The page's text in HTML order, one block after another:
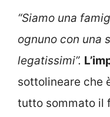
“Siamo una
ognuno con una
legatissimi”.
sottolineare che
tutto sommato il